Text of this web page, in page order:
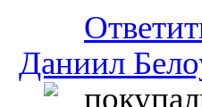
Даниил